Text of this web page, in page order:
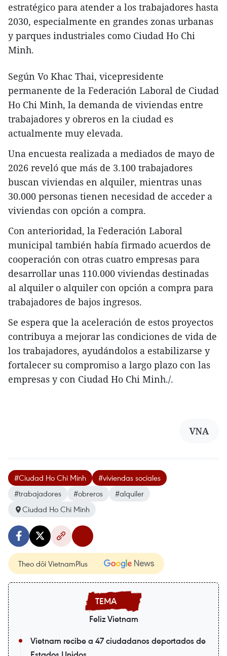
estratégico para atender a los trabajadores hasta
2030, especialmente en grandes zonas urbanas
y parques industriales como Ciudad Ho Chi
Minh.
Según Vo Khac Thai, vicepresidente
permanente de la Federación Laboral de Ciudad
Ho Chi Minh, la demanda de viviendas entre
trabajadores y obreros en la ciudad es
actualmente muy elevada.
Una encuesta realizada a mediados de mayo de
2026 reveló que más de 3.100 trabajadores
buscan viviendas en alquiler, mientras unas
30.000 personas tienen necesidad de acceder a
viviendas con opción a compra.
Con anterioridad, la Federación Laboral
municipal también había firmado acuerdos de
cooperación con otras cuatro empresas para
desarrollar unas 110.000 viviendas destinadas
al alquiler o alquiler con opción a compra para
trabajadores de bajos ingresos.
Se espera que la aceleración de estos proyectos
contribuya a mejorar las condiciones de vida de
los trabajadores, ayudándolos a estabilizarse y
fortalecer su compromiso a largo plazo con las
empresas y con Ciudad Ho Chi Minh./.
VNA
#Ciudad Ho Chi Minh
#viviendas sociales
#trabajadores
#obreros
#alquiler
Ciudad Ho Chi Minh
Theo dõi VietnamPlus
Feliz Vietnam
Vietnam recibe a 47 ciudadanos deportados de